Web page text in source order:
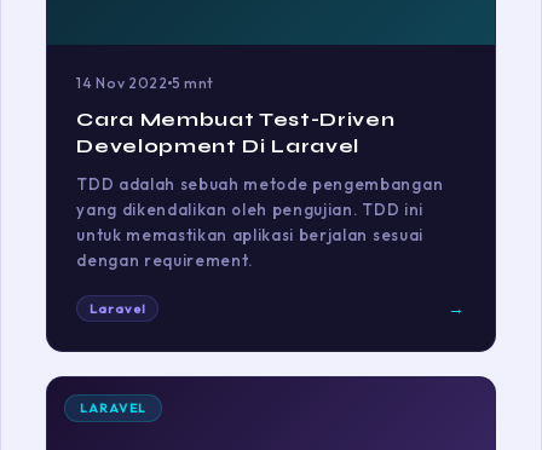
14 Nov 2022 5 mnt
Cara Membuat Test-Driven
Development Di Laravel
TDD adalah sebuah metode pengembangan
yang dikendalikan oleh pengujian. TDD ini
untuk memastikan aplikasi berjalan sesuai
dengan requirement.
Laravel →
LARAVEL